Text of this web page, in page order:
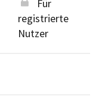
Für
registrierte
Nutzer